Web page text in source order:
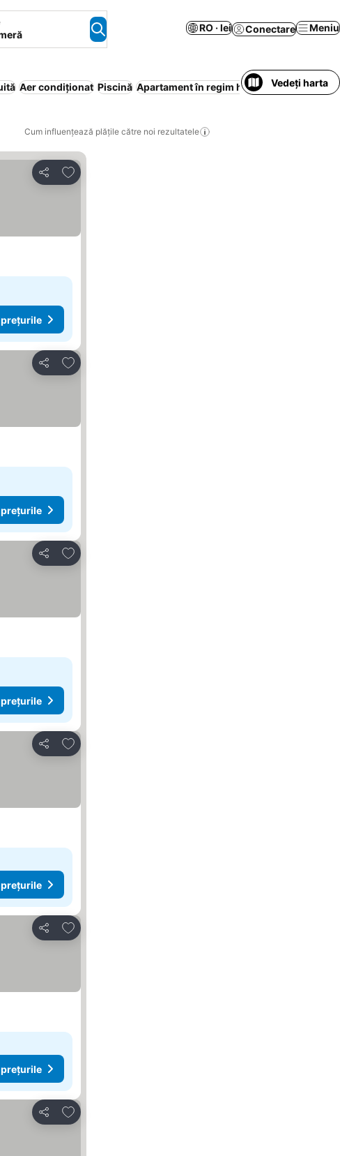
RO · lei Conectare Meniu
Aer condiționat Piscină Apartament în regim hotelier Parcare Wi-
Vedeți harta
Cum influențează plățile către noi rezultatele
Distribuiți
Adăugaţi la favorite
Distribuiți
Adăugaţi la favorite
Distribuiți
Adăugaţi la favorite
Distribuiți
Adăugaţi la favorite
Distribuiți
Adăugaţi la favorite
Distribuiți
Adăugaţi la favorite